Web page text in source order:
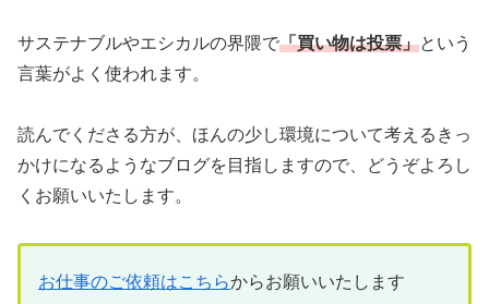
サステナブルやエシカルの界隈で「買い物は投票」という
言葉がよく使われます。
読んでくださる方が、ほんの少し環境について考えるきっ
かけになるようなブログを目指しますので、どうぞよろし
くお願いいたします。
お仕事のご依頼はこちらからお願いいたします